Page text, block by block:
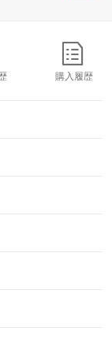
購入履歴